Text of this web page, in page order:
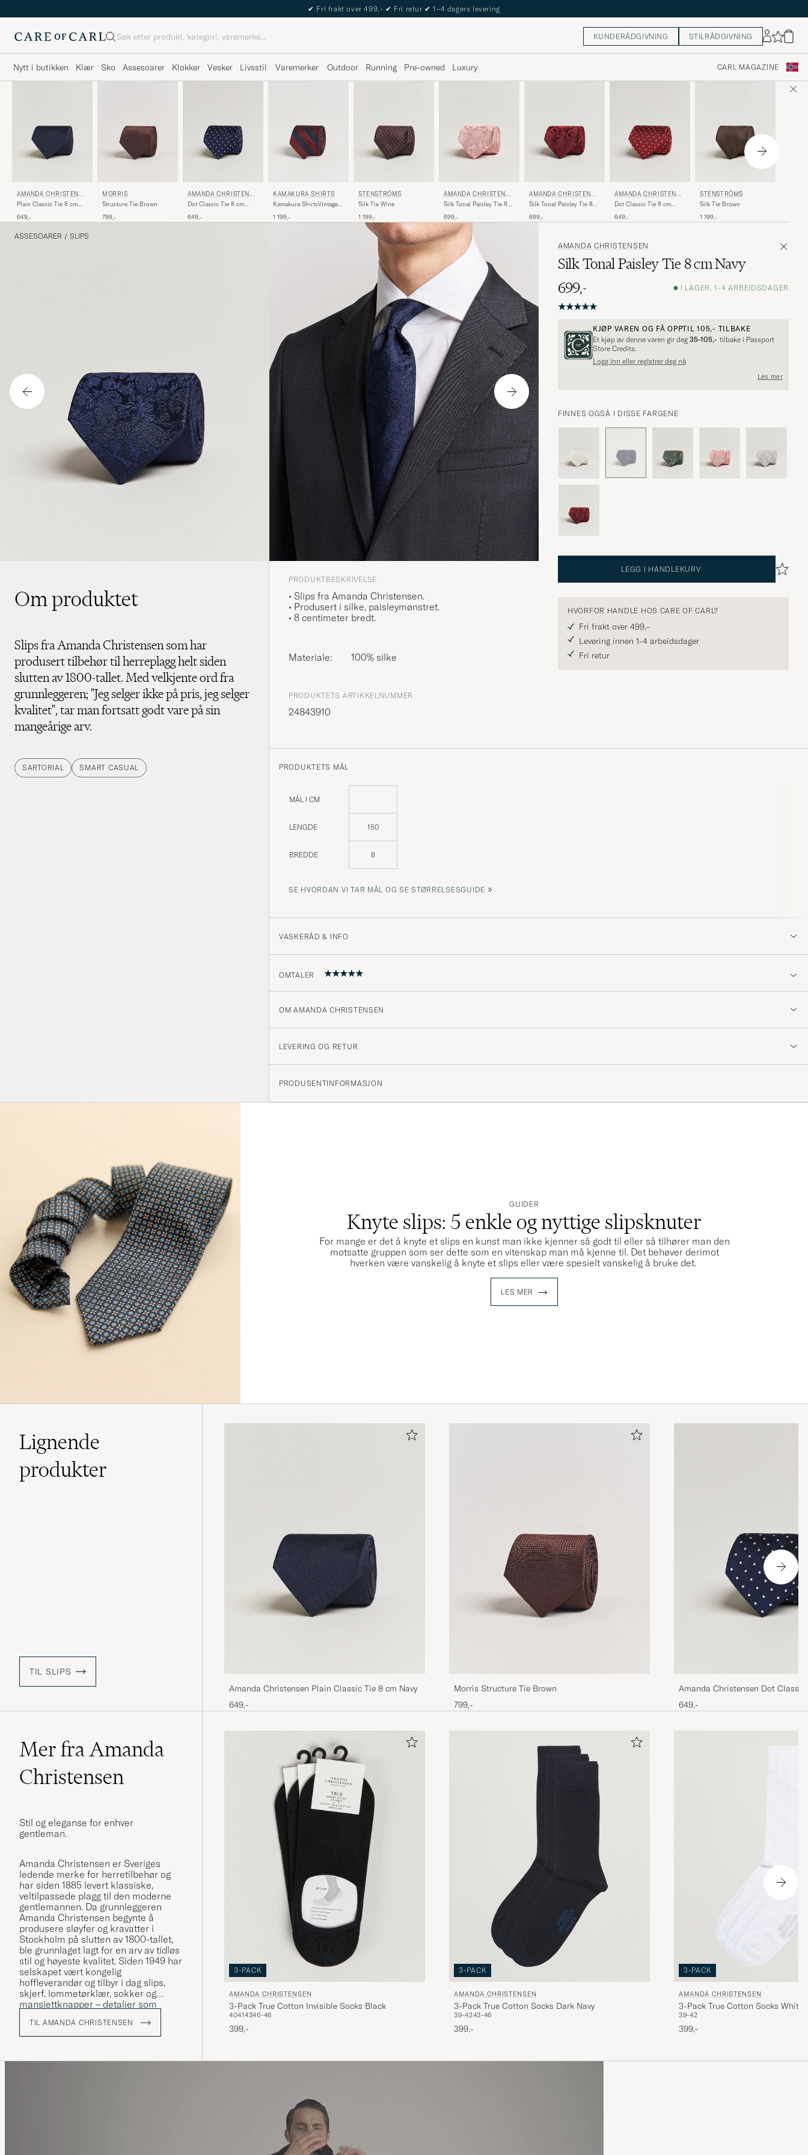
The Care of Carl Passport
Søk KUNDERÅDGIVNING STILRÅDGIVNING
Nytt i butikken Klær Sko Assesoarer Klokker Vesker Livsstil Varemerker Outdoor Running Pre-owned Luxury CARL MAGAZINE
AMANDA CHRISTENSE
N
Plain Classic Tie 8 cm
649,-
MORRIS
Structure Tie Brown
799,-
AMANDA CHRISTENSE
N
Dot Classic Tie 8 cm
649,-
KAMAKURA SHIRTS
Kamakura ShirtsVintage
TieNavy/Burgundy
1 199,-
STENSTRÖMS
Silk Tie Wine
1 199,-
AMANDA CHRISTENSE
N
Silk Tonal Paisley Tie 8
699,-
AMANDA CHRISTENSE
N
Silk Tonal Paisley Tie 8
699,-
AMANDA CHRISTENSE
N
Dot Classic Tie 8 cm
649,-
STENSTRÖMS
Silk Tie Brown
1 199,-
ASSESOARER / SLIPS
AMANDA CHRISTENSEN
Silk Tonal Paisley Tie 8 cm Navy
699,-
I LAGER, 1-4 ARBEIDSDAGER
KJØP VAREN OG FÅ OPPTIL105,- TILBAKE
Et kjøp av denne varen gir deg 35-105,- tilbake i Passport
Store Credits.
Logg inn eller registrer deg nå
Les mer
FINNES OGSÅ I DISSE FARGENE
LEGG I HANDLEKURV
HVORFOR HANDLE HOS CARE OF CARL?
Fri frakt over 499,-
Levering innen 1-4 arbeidsdager
Fri retur
Om produktet
Slips fra Amanda Christensen som har
produsert tilbehør til herreplagg helt siden
slutten av 1800-tallet. Med velkjente ord fra
grunnleggeren; "Jeg selger ikke på pris, jeg selger
kvalitet", tar man fortsatt godt vare på sin
mangeårige arv.
SARTORIAL SMART CASUAL
PRODUKTBESKRIVELSE
• Slips fra Amanda Christensen.
• Produsert i silke, paisleymønstret.
• 8 centimeter bredt.
Materiale: 100% silke
PRODUKTETS ARTIKKELNUMMER
24843910
PRODUKTETS MÅL
MÅL I CM
LENGDE 150
BREDDE 8
SE HVORDAN VI TAR MÅL OG SE STØRRELSESGUIDE »
VASKERÅD & INFO
OMTALER
Väldigt läcker och tillverkad av kvalitativt material. Värda pengarna!
OLIVER Å KJØPTE PÅ CAREOFCARL.SE
OM AMANDA CHRISTENSEN
LEVERING OG RETUR
PRODUSENTINFORMASJON
GUIDER
Knyte slips: 5 enkle og nyttige slipsknuter
For mange er det å knyte et slips en kunst man ikke kjenner så godt til eller så tilhører man den
motsatte gruppen som ser dette som en vitenskap man må kjenne til. Det behøver derimot
hverken være vanskelig å knyte et slips eller være spesielt vanskelig å bruke det.
LES MER
Lignende
produkter
TIL SLIPS
Amanda Christensen Plain Classic Tie 8 cm Navy
649,-
Morris Structure Tie Brown
799,-
Amanda Christensen Dot Classic
Navy/White
649,-
Mer fra Amanda
Christensen
Stil og eleganse for enhver
gentleman.
Amanda Christensen er Sveriges
ledende merke for herretilbehør og
har siden 1885 levert klassiske,
veltilpassede plagg til den moderne
gentlemannen. Da grunnleggeren
Amanda Christensen begynte å
produsere sløyfer og kravatter i
Stockholm på slutten av 1800-tallet,
ble grunnlaget lagt for en arv av tidløs
stil og høyeste kvalitet. Siden 1949 har
selskapet vært kongelig
hoffleverandør og tilbyr i dag slips,
skjerf, lommetørklær, sokker og
mansjettknapper – detaljer som
bevisste menn verden over. En stor
del av produksjonen foregår rundt
har vært bevart i generasjoner.
TIL AMANDA CHRISTENSEN
3-PACK
AMANDA CHRISTENSEN
3-Pack True Cotton Invisible Socks Black
40414346-46
399,-
3-PACK
AMANDA CHRISTENSEN
3-Pack True Cotton Socks Dark Navy
39-4243-46
399,-
3-PACK
AMANDA CHRISTENSEN
3-Pack True Cotton Socks White
39-42
399,-